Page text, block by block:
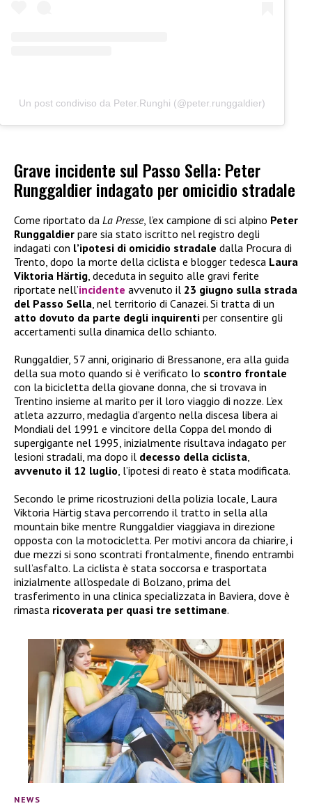
Un post condiviso da Peter.Runghi (@peter.runggaldier)
Grave incidente sul Passo Sella: Peter
Runggaldier indagato per omicidio stradale
Come riportato da La Presse, l’ex campione di sci alpino Peter
Runggaldier pare sia stato iscritto nel registro degli
indagati con l’ipotesi di omicidio stradale dalla Procura di
Trento, dopo la morte della ciclista e blogger tedesca Laura
Viktoria Härtig, deceduta in seguito alle gravi ferite
riportate nell’incidente avvenuto il 23 giugno sulla strada
del Passo Sella, nel territorio di Canazei. Si tratta di un
atto dovuto da parte degli inquirenti per consentire gli
accertamenti sulla dinamica dello schianto.
Runggaldier, 57 anni, originario di Bressanone, era alla guida
della sua moto quando si è verificato lo scontro frontale
con la bicicletta della giovane donna, che si trovava in
Trentino insieme al marito per il loro viaggio di nozze. L’ex
atleta azzurro, medaglia d’argento nella discesa libera ai
Mondiali del 1991 e vincitore della Coppa del mondo di
supergigante nel 1995, inizialmente risultava indagato per
lesioni stradali, ma dopo il decesso della ciclista,
avvenuto il 12 luglio, l’ipotesi di reato è stata modificata.
Secondo le prime ricostruzioni della polizia locale, Laura
Viktoria Härtig stava percorrendo il tratto in sella alla
mountain bike mentre Runggaldier viaggiava in direzione
opposta con la motocicletta. Per motivi ancora da chiarire, i
due mezzi si sono scontrati frontalmente, finendo entrambi
sull’asfalto. La ciclista è stata soccorsa e trasportata
inizialmente all’ospedale di Bolzano, prima del
trasferimento in una clinica specializzata in Baviera, dove è
rimasta ricoverata per quasi tre settimane.
NEWS